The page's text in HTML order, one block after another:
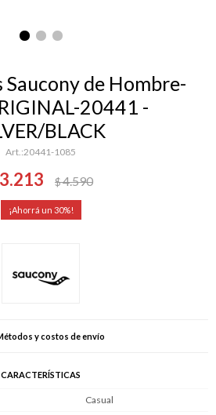
Saucony de Hombre-
20441 -
BLACK
20441-1085
3.213 $4.590
30
y costos de envío
CARACTERÍSTICAS
Casual